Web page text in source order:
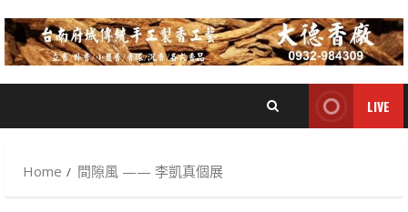
LIVE
Home 間隙風 —— 李凱真個展